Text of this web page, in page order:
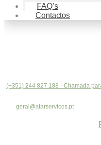
FAQ’s
Contactos
(+351) 244 827 188 - Chamada
geral@atarservicos.pt